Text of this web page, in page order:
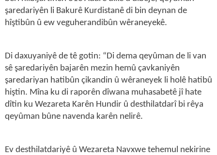
şaredariyên li Bakurê Kurdistanê di bin deynan de
hîştibûn û ew veguherandibûn wêraneyekê.
Di daxuyaniyê de tê gotin: “Di dema qeyûman de li van
sê şaredariyên bajarên mezin hemû çavkaniyên
şaredariyan hatibûn çikandin û wêraneyek li holê hatibû
hiştin. Mîna ku di raporên dîwana muhasabetê jî hate
dîtin ku Wezareta Karên Hundir û desthilatdarî bi rêya
qeyûman bûne navenda karên nelirê.
Ev desthilatdariyê û Wezareta Navxwe tehemul nekirine